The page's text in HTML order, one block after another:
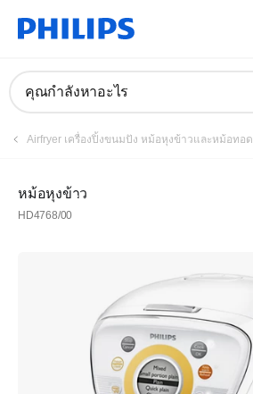
คุณกำลังหาอะไร
Airfryer เครื่องปิ้งขนมปัง หม้อหุงข้าวและหม้อทอด
หม้อหุงข้าว
HD4768/00